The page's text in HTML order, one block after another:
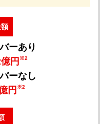
ーあり
円 ※2
ーなし
円 ※2